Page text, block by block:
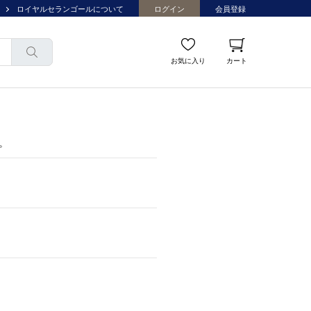
ロイヤルセランゴールについて ログイン 会員登録
お気に入り カート